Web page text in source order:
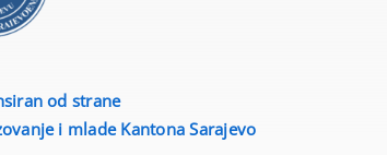
od strane
i mladeKantona Sarajevo